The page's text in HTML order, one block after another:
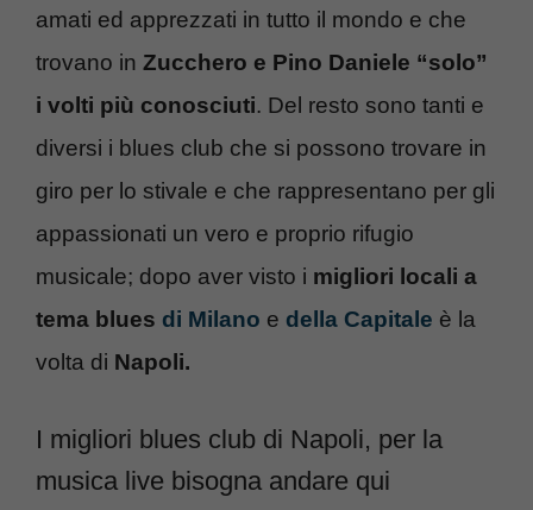
amati ed apprezzati in tutto il mondo e che
trovano in Zucchero e Pino Daniele “solo”
i volti più conosciuti. Del resto sono tanti e
diversi i blues club che si possono trovare in
giro per lo stivale e che rappresentano per gli
appassionati un vero e proprio rifugio
musicale; dopo aver visto i migliori locali a
tema blues di Milano e della Capitale è la
volta di Napoli.
I migliori blues club di Napoli, per la
musica live bisogna andare qui